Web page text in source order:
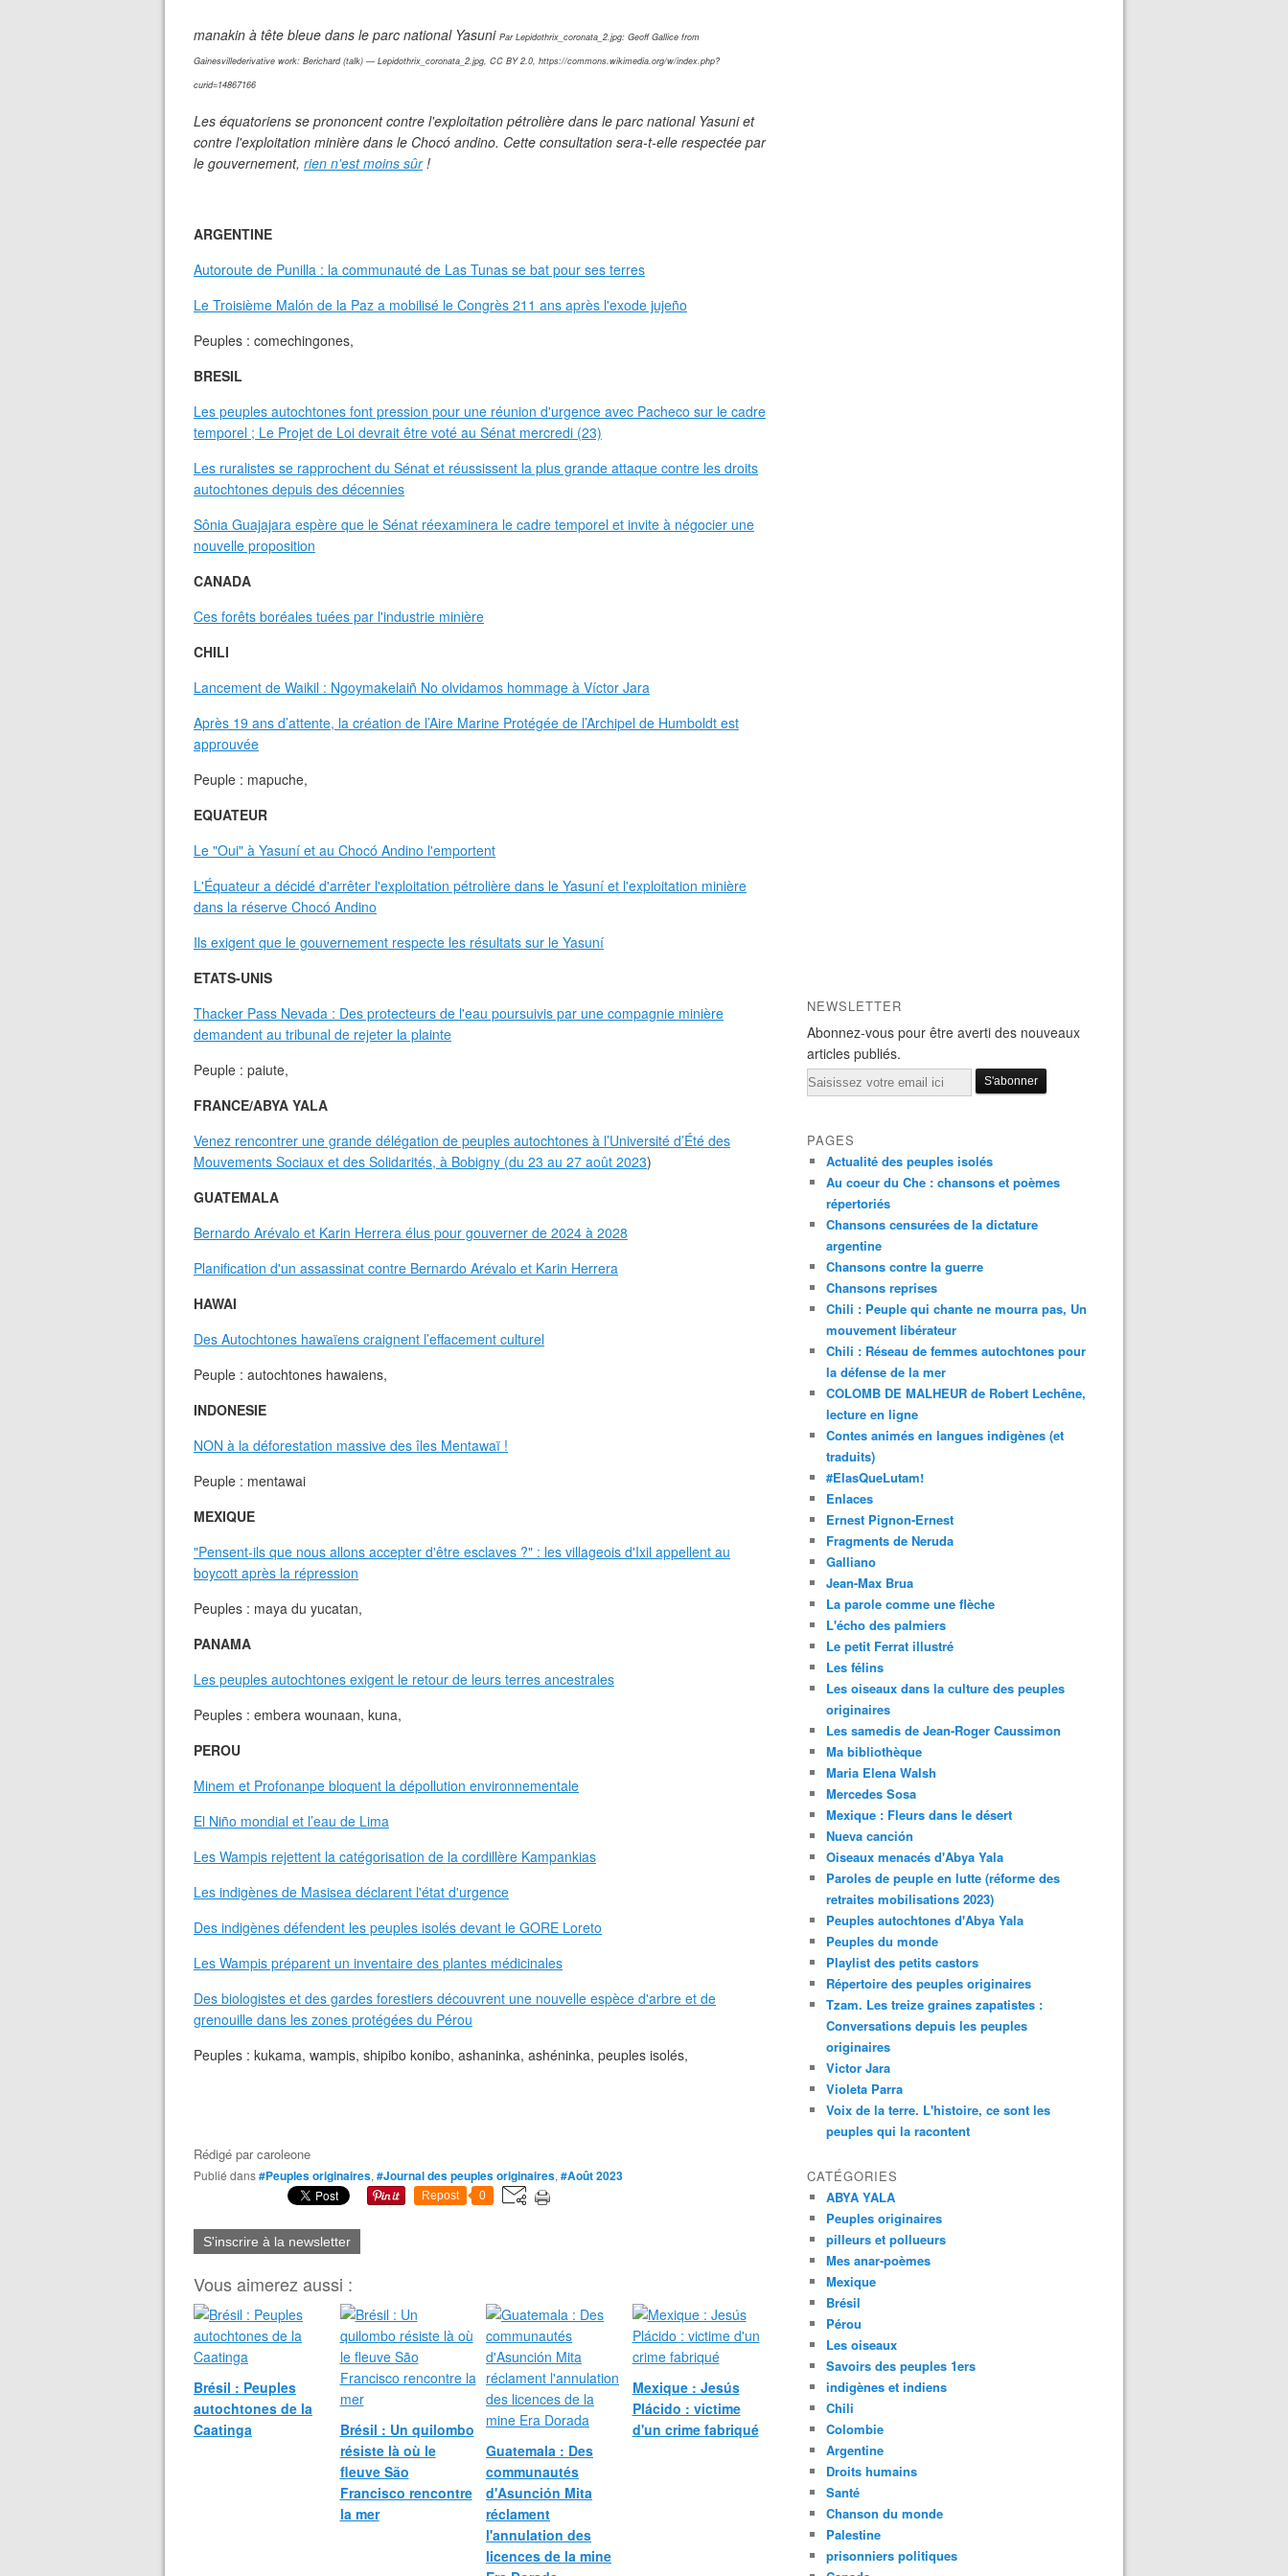
manakin à tête bleue dans le parc national Yasuni Par Lepidothrix_coronata_2.jpg: Geoff Gallice from
Gainesvillederivative work: Berichard (talk) — Lepidothrix_coronata_2.jpg, CC BY 2.0, https://commons.wikimedia.org/w/index.php?
curid=14867166
Les équatoriens se prononcent contre l'exploitation pétrolière dans le parc national Yasuni et
contre l'exploitation minière dans le Chocó andino. Cette consultation sera-t-elle respectée par
le gouvernement, rien n'est moins sûr!
ARGENTINE
Autoroute de Punilla : la communauté de Las Tunas se bat pour ses terres
Le Troisième Malón de la Paz a mobilisé le Congrès 211 ans après l'exode jujeño
Peuples : comechingones,
BRESIL
Les peuples autochtones font pression pour une réunion d'urgence avec Pacheco sur le cadre
temporel ; Le Projet de Loi devrait être voté au Sénat mercredi (23)
Les ruralistes se rapprochent du Sénat et réussissent la plus grande attaque contre les droits
autochtones depuis des décennies
Sônia Guajajara espère que le Sénat réexaminera le cadre temporel et invite à négocier une
nouvelle proposition
CANADA
Ces forêts boréales tuées par l'industrie minière
CHILI
Lancement de Waikil : Ngoymakelaiñ No olvidamos hommage à Víctor Jara
Après 19 ans d’attente, la création de l’Aire Marine Protégée de l’Archipel de Humboldt est
approuvée
Peuple : mapuche,
EQUATEUR
Le "Oui" à Yasuní et au Chocó Andino l'emportent
L'Équateur a décidé d'arrêter l'exploitation pétrolière dans le Yasuní et l'exploitation minière
dans la réserve Chocó Andino
Ils exigent que le gouvernement respecte les résultats sur le Yasuní
ETATS-UNIS
Thacker Pass Nevada : Des protecteurs de l'eau poursuivis par une compagnie minière
demandent au tribunal de rejeter la plainte
Peuple : paiute,
FRANCE/ABYA YALA
Venez rencontrer une grande délégation de peuples autochtones à l’Université d’Été des
Mouvements Sociaux et des Solidarités, à Bobigny (du 23 au 27 août 2023)
GUATEMALA
Bernardo Arévalo et Karin Herrera élus pour gouverner de 2024 à 2028
Planification d'un assassinat contre Bernardo Arévalo et Karin Herrera
HAWAI
Des Autochtones hawaïens craignent l’effacement culturel
Peuple : autochtones hawaiens,
INDONESIE
NON à la déforestation massive des îles Mentawaï !
Peuple : mentawai
MEXIQUE
"Pensent-ils que nous allons accepter d'être esclaves ?" : les villageois d'Ixil appellent au
boycott après la répression
Peuples : maya du yucatan,
PANAMA
Les peuples autochtones exigent le retour de leurs terres ancestrales
Peuples : embera wounaan, kuna,
PEROU
Minem et Profonanpe bloquent la dépollution environnementale
El Niño mondial et l’eau de Lima
Les Wampis rejettent la catégorisation de la cordillère Kampankias
Les indigènes de Masisea déclarent l'état d'urgence
Des indigènes défendent les peuples isolés devant le GORE Loreto
Les Wampis préparent un inventaire des plantes médicinales
Des biologistes et des gardes forestiers découvrent une nouvelle espèce d'arbre et de
grenouille dans les zones protégées du Pérou
Peuples : kukama, wampis, shipibo konibo, ashaninka, ashéninka, peuples isolés,
Rédigé parcaroleone
Publié dans#Peuples originaires, #Journal des peuples originaires, #Août 2023
Repost 0
S'inscrire à la newsletter
Vous aimerez aussi :
Brésil : Peuples
autochtones de la
Caatinga
Brésil : Un quilombo
résiste là où le
fleuve São
Francisco rencontre
la mer
Guatemala : Des
communautés
d'Asunción Mita
réclament
l'annulation des
licences de la mine
Mexique : Jesús
Plácido : victime
d'un crime fabriqué
NEWSLETTER
Abonnez-vous pour être averti des nouveaux
articles publiés.
Email
PAGES
Actualité des peuples isolés
Au coeur du Che : chansons et poèmes
répertoriés
Chansons censurées de la dictature
argentine
Chansons contre la guerre
Chansons reprises
Chili : Peuple qui chante ne mourra pas, Un
mouvement libérateur
Chili : Réseau de femmes autochtones pour
la défense de la mer
COLOMB DE MALHEUR de Robert Lechêne,
lecture en ligne
Contes animés en langues indigènes (et
traduits)
#ElasQueLutam!
Enlaces
Ernest Pignon-Ernest
Fragments de Neruda
Galliano
Jean-Max Brua
La parole comme une flèche
L'écho des palmiers
Le petit Ferrat illustré
Les félins
Les oiseaux dans la culture des peuples
originaires
Les samedis de Jean-Roger Caussimon
Ma bibliothèque
Maria Elena Walsh
Mercedes Sosa
Mexique : Fleurs dans le désert
Nueva canción
Oiseaux menacés d'Abya Yala
Paroles de peuple en lutte (réforme des
retraites mobilisations 2023)
Peuples autochtones d'Abya Yala
Peuples du monde
Playlist des petits castors
Répertoire des peuples originaires
Tzam. Les treize graines zapatistes :
Conversations depuis les peuples
originaires
Victor Jara
Violeta Parra
Voix de la terre. L'histoire, ce sont les
peuples qui la racontent
CATÉGORIES
ABYA YALA
Peuples originaires
pilleurs et pollueurs
Mes anar-poèmes
Mexique
Brésil
Pérou
Les oiseaux
Savoirs des peuples 1ers
indigènes et indiens
Chili
Colombie
Argentine
Droits humains
Santé
Chanson du monde
Palestine
prisonniers politiques